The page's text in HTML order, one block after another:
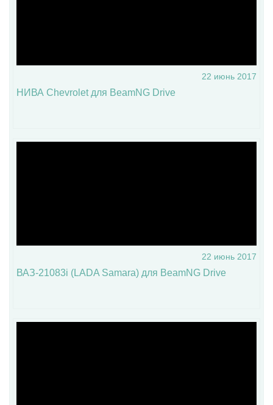
22 июнь 2017
НИВА Chevrolet для BeamNG Drive
22 июнь 2017
ВАЗ-21083i (LADA Samara) для BeamNG Drive